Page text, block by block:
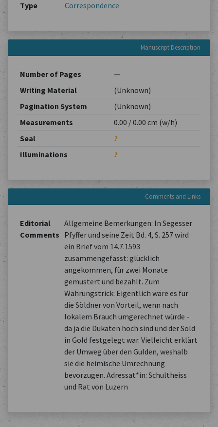
Type
Correspondence
Manuscript Description
Number of Pages
—
Writing Material
(Unknown)
Pagination System
(Unknown)
Measurements
0.00 / 0.00 cm (w/h)
Seal
?
Illuminations
?
Comments and Links
Editorial
Comments
Allgemeine Bemerkungen: In Segesser
Pfyffer und seine Zeit Bd. 4, S. 257 wird
ein Brief vom 14.7.1593
zusammengefasst: glücklich
angekommen, für zwei Monate
gemustert und bezahlt. Zum
Währungstrick: Eigentlich wäre es für
die Söldner von Vorteil, wenn nach
lokalem Brauch umgerechnet würde -
da ja die Dukaten hoch sind und der Sold
in Gold festgelegt war. Vielleicht erklärt
der Umweg über den Gulden, weshalb
sie die heimische Umrechnung
bevorzugen. Adressat*in: Schultheiss
und Rat von Luzern